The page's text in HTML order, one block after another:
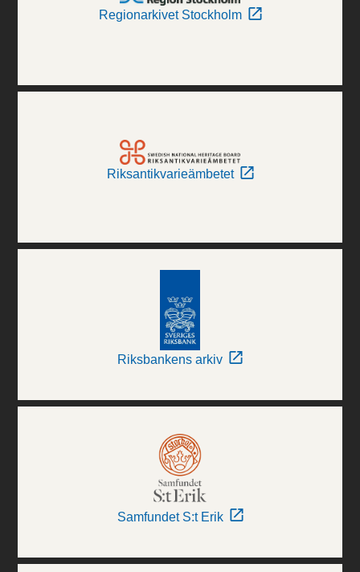
Regionarkivet Stockholm
Riksantikvarieämbetet
Riksbankens arkiv
Samfundet S:t Erik